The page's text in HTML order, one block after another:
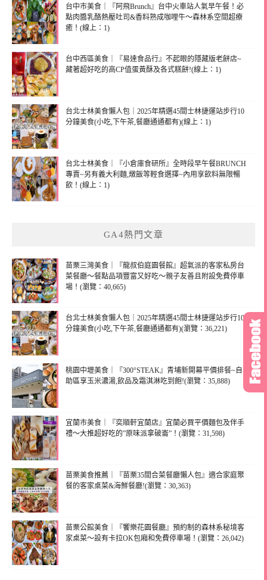
台中市美食｜『阿飛Brunch』台中火車站人氣早午餐！必
點肉醬乳酪熱壓吐司&香料熟成咖哩牛～森林系空間超療
癒！(線上：1)
台中西區美食｜『易達食品行』不起眼的隱藏版老餅店~
藏著超好吃的高CP值蛋黃酥及各式糕餅!(線上：1)
台北士林美食懶人包｜2025年精選45間士林捷運站步行10
分鐘美食(小吃,下午茶,餐廳通通都有)(線上：1)
台北士林美食｜『小倉庫食研所』全時段早午餐BRUNCH
專賣~另有義大利麵,燉飯等輕食選擇~內用享飲料無限暢
飲！(線上：1)
GA4熱門文章
苗栗三灣美食｜『龍叔伯庭園餐館』超氣派的客家私房台
菜餐廳～餐點品項豐富又好吃～親子友善且附設免費停車
場！(瀏覽：40,665)
台北士林美食懶人包｜2025年精選45間士林捷運站步行10
分鐘美食(小吃,下午茶,餐廳通通都有)(瀏覽：36,221)
桃園中壢美食｜『300°STEAK』青埔新開幕平價排餐~自
助區享玉米濃湯,飲品及霜淇淋吃到飽!(瀏覽：35,888)
宜蘭市美食｜『奕順軒宜蘭店』宜蘭必買平價麵包及伴手
禮～大推超好吃的”原味派拿破崙”！(瀏覽：31,598)
苗栗美食推薦｜『苗栗35間合菜餐廳懶人包』適合家庭聚
餐的客家桌菜&海鮮餐廳!(瀏覽：30,363)
苗栗公館美食｜『饗樂花園餐廳』預約制的森林系秘境客
家桌菜～設有卡拉OK包廂和免費停車場！(瀏覽：26,042)